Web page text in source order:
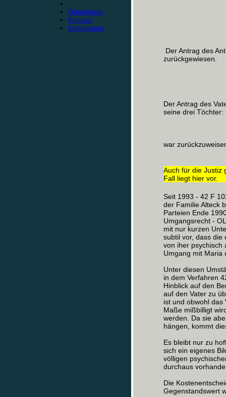
Gästebuch
Kontakt
Impressum
Der Antrag des
zurückgewiesen.
Der Antrag des
seine drei Töchter:
war
Auch für die Justiz
Fall liegt hier vor.
Seit 1993 - 42 F
der Familie Alteck
Parteien Ende
Umgangsrecht -
mit nur kurzen
subtil vor, dass die
von iher psychisch
Umgang mit Maria
Unter diesen
in dem Verfahren
Hinblick auf den
auf den Vater zu
ist und obwohl
Maße mißbilligt
werden. Da sie
hängen, kommt
Es bleibt nur zu
sich ein eigenes
völligen
durchaus
Die
Gegenstandswert